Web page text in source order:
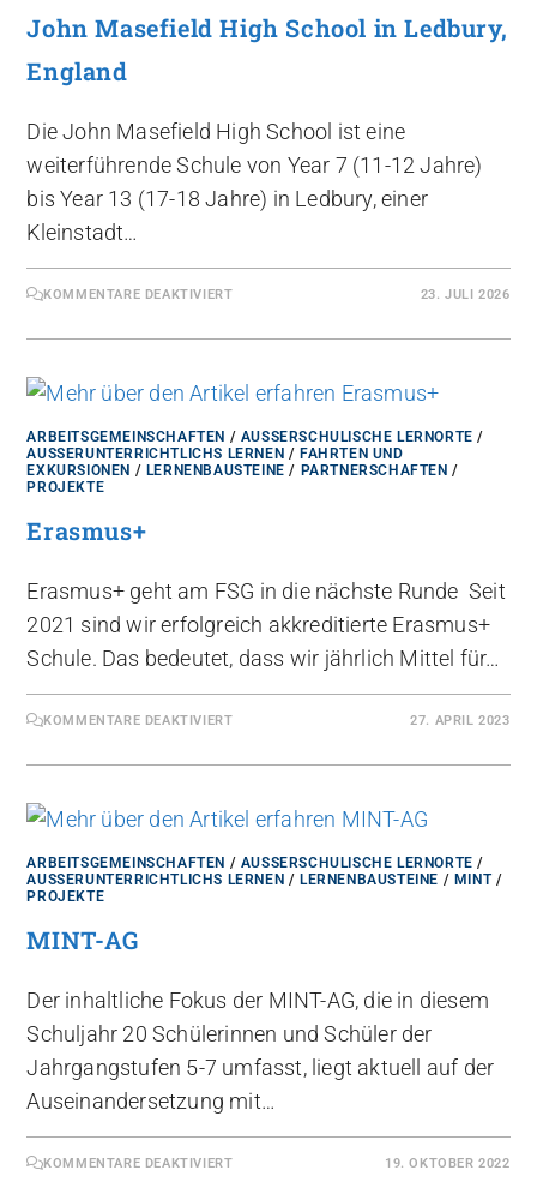
John Masefield High School in Ledbury,
England
Die John Masefield High School ist eine
weiterführende Schule von Year 7 (11-12 Jahre)
bis Year 13 (17-18 Jahre) in Ledbury, einer
Kleinstadt…
KOMMENTARE DEAKTIVIERT 23. JULI 2026
ARBEITSGEMEINSCHAFTEN / AUSSERSCHULISCHE LERNORTE
/
AUSSERUNTERRICHTLICHS LERNEN
/ FAHRTEN UND
EXKURSIONEN / LERNENBAUSTEINE / PARTNERSCHAFTEN /
PROJEKTE
Erasmus+
Erasmus+ geht am FSG in die nächste Runde Seit
2021 sind wir erfolgreich akkreditierte Erasmus+
Schule. Das bedeutet, dass wir jährlich Mittel für…
KOMMENTARE DEAKTIVIERT 27. APRIL 2023
ARBEITSGEMEINSCHAFTEN / AUSSERSCHULISCHE LERNORTE
/
AUSSERUNTERRICHTLICHS LERNEN
/ LERNENBAUSTEINE / MINT/
PROJEKTE
MINT-AG
Der inhaltliche Fokus der MINT-AG, die in diesem
Schuljahr 20 Schülerinnen und Schüler der
Jahrgangstufen 5-7 umfasst, liegt aktuell auf der
Auseinandersetzung mit…
KOMMENTARE DEAKTIVIERT 19. OKTOBER 2022